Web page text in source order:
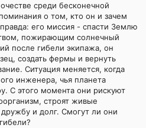
среди бесконечной
о том, кто он и зачем
его миссия - спасти Землю
пожирающим солнечный
после гибели экипажа, он
создать фермы и вернуть
Ситуация меняется, когда
инженера, чья планета
С этого момента они рискуют
строят живые
и долг. Смогут ли они